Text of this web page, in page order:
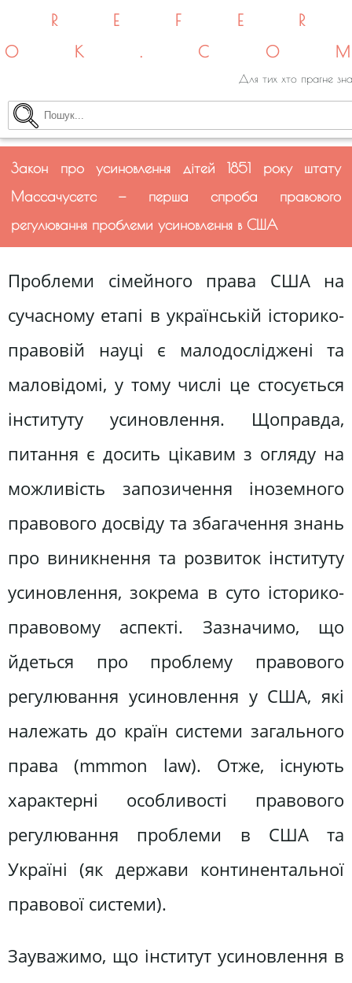
Для тих хто прагне
Закон про усиновлення дітей 1851 року штату
Массачусетс — перша спроба правового
регулювання проблеми усиновлення в США
Проблеми сімейного права США на
сучасному етапі в українській історико-
правовій науці є малодосліджені та
маловідомі, у тому числі це стосується
інституту усиновлення. Щоправда,
питання є досить цікавим з огляду на
можливість запозичення іноземного
правового досвіду та збагачення знань
про виникнення та розвиток інституту
усиновлення, зокрема в суто історико-
правовому аспекті. Зазначимо, що
йдеться про проблему правового
регулювання усиновлення у США, які
належать до країн системи загального
права (mmmon law). Отже, існують
характерні особливості правового
регулювання проблеми в США та
Україні (як держави континентальної
правової системи).
Зауважимо, що інститут усиновлення в